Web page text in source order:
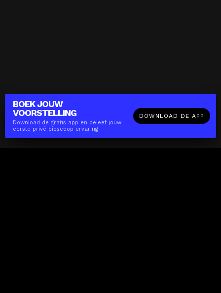
BOEK JOUW
VOORSTELLING
Download de gratis app en beleef jouw
eerste privé bioscoop ervaring.
DOWNLOAD DE APP